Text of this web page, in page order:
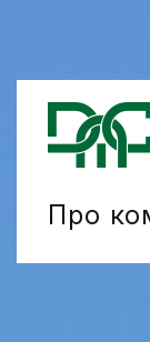
Про